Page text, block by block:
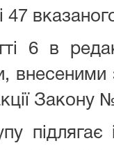
47
6 в
Закону
підлягає